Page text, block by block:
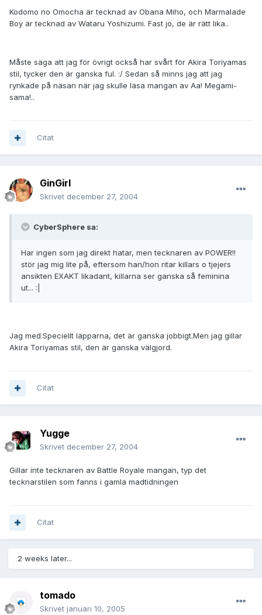
Kodomo no Omocha är tecknad av Obana Miho, och Marmalade
Boy är tecknad av Wataru Yoshizumi. Fast jo, de är rätt lika..
Måste säga att jag för övrigt också har svårt för Akira Toriyamas
stil, tycker den är ganska ful. :/ Sedan så minns jag att jag
rynkade på näsan när jag skulle läsa mangan av Aa! Megami-
sama!..
Citat
GinGirl
Skrivet december 27, 2004
CyberSphere sa:
Har ingen som jag direkt hatar, men tecknaren av POWER!!
stör jag mig lite på, eftersom han/hon ritar killars o tjejers
ansikten EXAKT likadant, killarna ser ganska så feminina
ut... :|
Jag med.Speciellt läpparna, det är ganska jobbigt.Men jag gillar
Akira Toriyamas stil, den är ganska välgjord.
Citat
Yugge
Skrivet december 27, 2004
Gillar inte tecknaren av Battle Royale mangan, typ det
tecknarstilen som fanns i gamla madtidningen
Citat
2 weeks later...
tomado
Skrivet januari 10, 2005